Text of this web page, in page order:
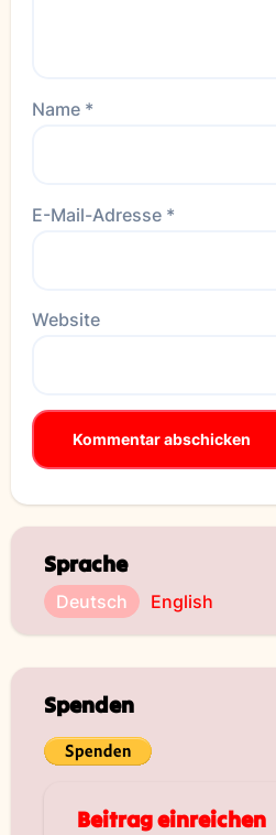
Name *
E-Mail-Adresse *
Website
Sprache
Deutsch English
Spenden
Beitrag einreichen